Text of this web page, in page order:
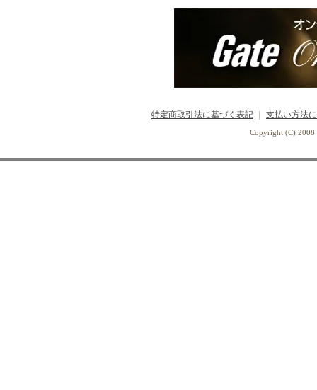
特定商取引法に基づく表記 支払い方法
Copyright (C) 2008